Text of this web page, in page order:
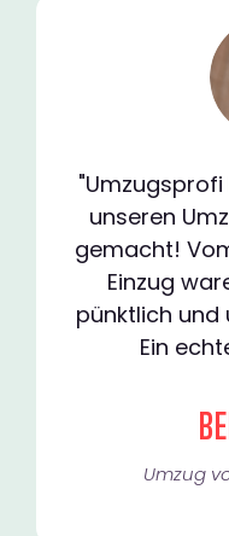
unseren
gemacht!
Einzug
pünktlich
Ein
Umzug